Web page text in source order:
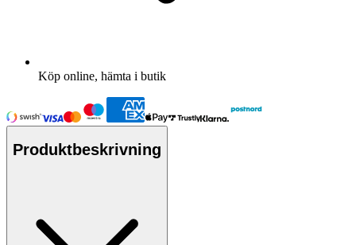
Köp online, hämta i butik
Produktbeskrivning